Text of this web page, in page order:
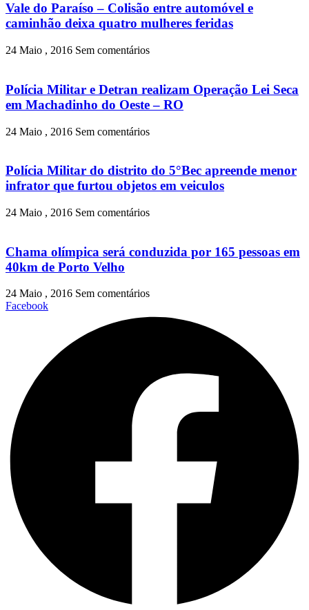
Vale do Paraíso – Colisão entre automóvel e
caminhão deixa quatro mulheres feridas
24 Maio , 2016 Sem comentários
Polícia Militar e Detran realizam Operação Lei Seca
em Machadinho do Oeste – RO
24 Maio , 2016 Sem comentários
Polícia Militar do distrito do 5°Bec apreende menor
infrator que furtou objetos em veiculos
24 Maio , 2016 Sem comentários
Chama olímpica será conduzida por 165 pessoas em
40km de Porto Velho
24 Maio , 2016 Sem comentários
Facebook